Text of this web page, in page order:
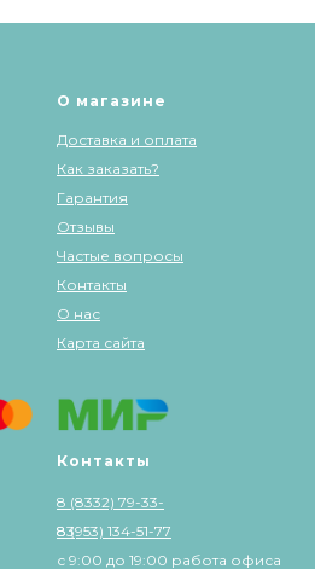
О магазине
Доставка и оплата
Контакты
Как заказать?
Гарантия
Отзывы
Частые вопросы
Контакты
О нас
8 (8332) 79-33-
83
8 (953) 134-51-77
с 9:00 до 19:00 работа офиса
Карта сайта